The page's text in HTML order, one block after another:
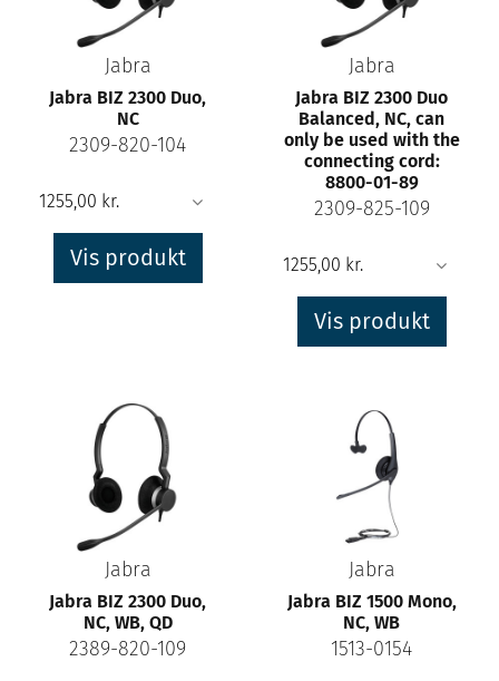
Jabra
Jabra BIZ 2300 Duo,
NC
2309-820-104
Vis produkt
Jabra
Jabra BIZ 2300 Duo
Balanced, NC, can
only be used with the
connecting cord:
8800-01-89
2309-825-109
Vis produkt
Jabra
Jabra BIZ 2300 Duo,
NC, WB, QD
2389-820-109
Jabra
Jabra BIZ 1500 Mono,
NC, WB
1513-0154